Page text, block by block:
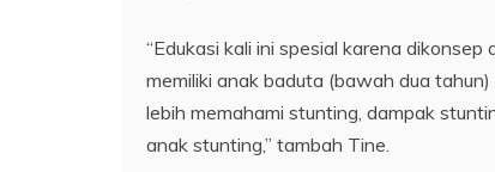
“Edukasi kali ini spesial karena
memiliki anak baduta (bawah dua
lebih memahami stunting, dampak
anak stunting,” tambah Tine.